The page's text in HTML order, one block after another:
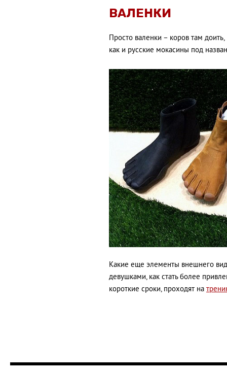
ВАЛЕНКИ
Просто валенки – коров там
как и русские мокасины под
Какие еще элементы внешнего
девушками, как стать более
короткие сроки, проходят на